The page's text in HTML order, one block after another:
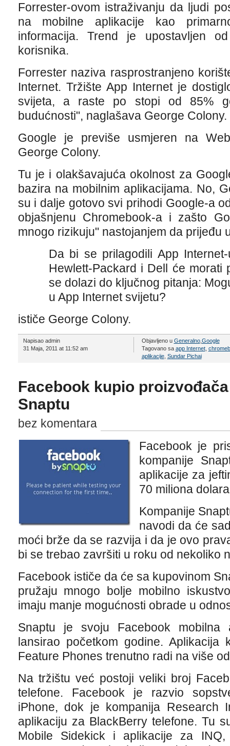
Forrester-ovom istraživanju da ljudi
na mobilne aplikacije kao
informacija. Trend je upostavljen
korisnika.
Forrester naziva rasprostranjeno
Internet. Tržište App Internet je
svijeta, a raste po stopi od 85%
budućnosti", naglašava George Colony.
Google je previše usmjeren na
George Colony.
Tu je i olakšavajuća okolnost za
bazira na mobilnim aplikacijama. No,
su i dalje gotovo svi prihodi Google-a
objašnjenu Chromebook-a i zašto
mnogo rizikuju" nastojanjem da prijeđu
Da bi se prilagodili App
Hewlett-Packard i Dell će morati
se dolazi do ključnog pitanja:
u App Internet svijetu?
ističe George Colony.
Napisao admin
31 Maja, 2011 at 11:52 am
Objavljeno u Generalno, Google
Tagovano sa app Internet,
aplikacije, Sundar Pichai
Facebook kupio
Snaptu
bez komentara
Facebook je
kompanije
aplikacije za
70 miliona
Kompanije
navodi da će
moći brže da se razvija i da je ovo
bi se trebao završiti u roku od nekoliko
Facebook ističe da će sa kupovinom
pružaju mnogo bolje mobilno
imaju manje mogućnosti obrade u
Snaptu je svoju Facebook mobilna
lansirao početkom godine.
Feature Phones trenutno radi na više
Na tržištu već postoji veliki broj
telefone. Facebook je razvio
iPhone, dok je kompanija Research
aplikaciju za BlackBerry telefone. Tu
Mobile Sidekick i aplikacije za